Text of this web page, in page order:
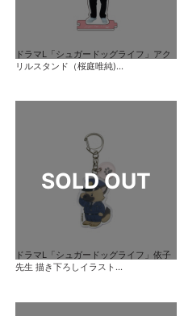
ドラマL「シュガードッグライフ」アク
リルスタンド（桜庭唯純)...
ドラマL「シュガードッグライフ」依子
先生 描き下ろしイラスト...